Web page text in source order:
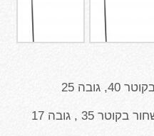
גובה 25
35 , גובה 17